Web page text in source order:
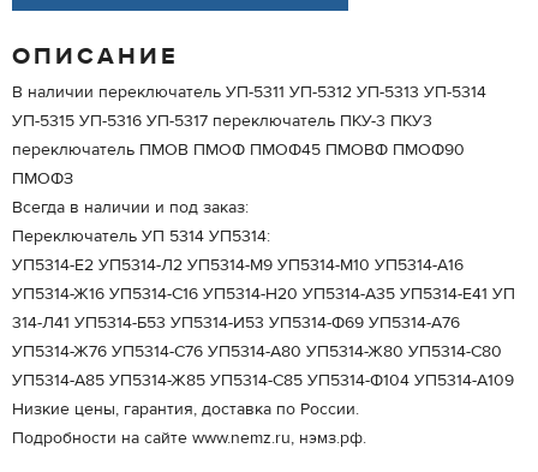
ОПИСАНИЕ
В наличии переключатель УП-5311 УП-5312 УП-5313 УП-5314
УП-5315 УП-5316 УП-5317 переключатель ПКУ-3 ПКУ3
переключатель ПМОВ ПМОФ ПМОФ45 ПМОВФ ПМОФ90
ПМОФЗ
Всегда в наличии и под заказ:
Переключатель УП 5314 УП5314:
УП5314-Е2 УП5314-Л2 УП5314-М9 УП5314-М10 УП5314-А16
УП5314-Ж16 УП5314-С16 УП5314-Н20 УП5314-А35 УП5314-Е41 УП
314-Л41 УП5314-Б53 УП5314-И53 УП5314-Ф69 УП5314-А76
УП5314-Ж76 УП5314-С76 УП5314-А80 УП5314-Ж80 УП5314-С80
УП5314-А85 УП5314-Ж85 УП5314-С85 УП5314-Ф104 УП5314-А109
Низкие цены, гарантия, доставка по России.
Подробности на сайте www.nemz.ru, нэмз.рф.